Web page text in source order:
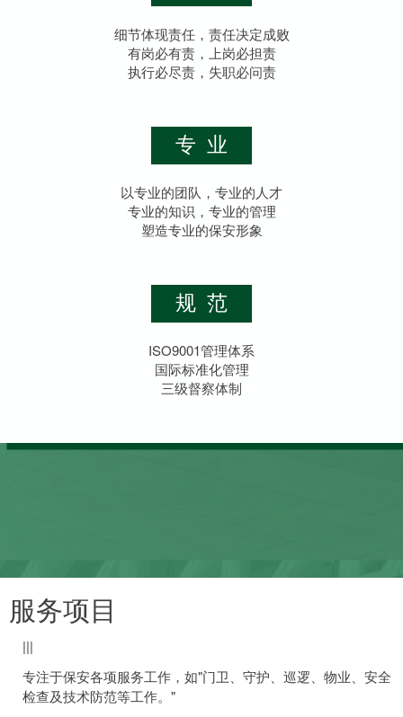
细节体现责任，责任决定成败
有岗必有责，上岗必担责
执行必尽责，失职必问责
专业
以专业的团队，专业的人才
专业的知识，专业的管理
塑造专业的保安形象
规范
ISO9001管理体系
国际标准化管理
三级督察体制
服务项目
|||
专注于保安各项服务工作，如"门卫、守护、巡逻、物业、安全
检查及技术防范等工作。"场地保护